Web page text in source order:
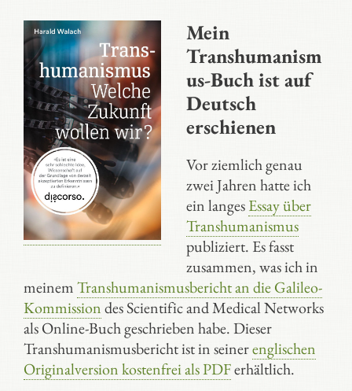
Mein
Transhumanism
us-Buch ist auf
Deutsch
erschienen
Vor ziemlich genau
zwei Jahren hatte ich
ein langesEssay über
Transhumanismus
publiziert. Es fasst
zusammen, was ich in
meinemTranshumanismusbericht an die Galileo-
Kommissiondes Scientific and Medical Networks
als Online-Buch geschrieben habe. Dieser
Transhumanismusbericht ist in seinerenglischen
Originalversion kostenfrei als PDFerhältlich.